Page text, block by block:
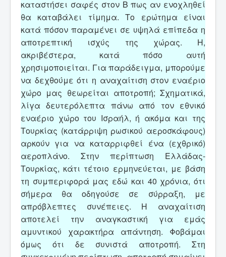
καταστήσει σαφές στον Β πως αν ενοχληθεί
θα καταβάλει τίμημα. Το ερώτημα είναι
κατά πόσον παραμένει σε υψηλά επίπεδα η
αποτρεπτική ισχύς της χώρας. Η,
ακριβέστερα, κατά πόσο αυτή
χρησιμοποιείται. Για παράδειγμα, μπορούμε
να δεχθούμε ότι η αναχαίτιση στον εναέριο
χώρο μας θεωρείται αποτροπή; Σχηματικά,
λίγα δευτερόλεπτα πάνω από τον εθνικό
εναέριο χώρο του Ισραήλ, ή ακόμα και της
Τουρκίας (κατάρριψη ρωσικού αεροσκάφους)
αρκούν για να καταρριφθεί ένα (εχθρικό)
αεροπλάνο. Στην περίπτωση Ελλάδας-
Τουρκίας, κάτι τέτοιο ερμηνεύεται, με βάση
τη συμπεριφορά μας εδώ και 40 χρόνια, ότι
σήμερα θα οδηγούσε σε σύρραξη, με
απρόβλεπτες συνέπειες. Η αναχαίτιση
αποτελεί την αναγκαστική για εμάς
αμυντικού χαρακτήρα απάντηση. Φοβάμαι
όμως ότι δε συνιστά αποτροπή. Στη